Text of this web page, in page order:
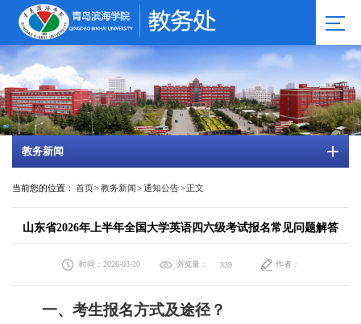
教务新闻
当前您的位置： 首页>教务新闻>通知公告>正文
山东省2026年上半年全国大学英语四六级考试报名常见问题解答
时间：2026-03-20 浏览量： 339 作者：
一、考生报名方式及途径？